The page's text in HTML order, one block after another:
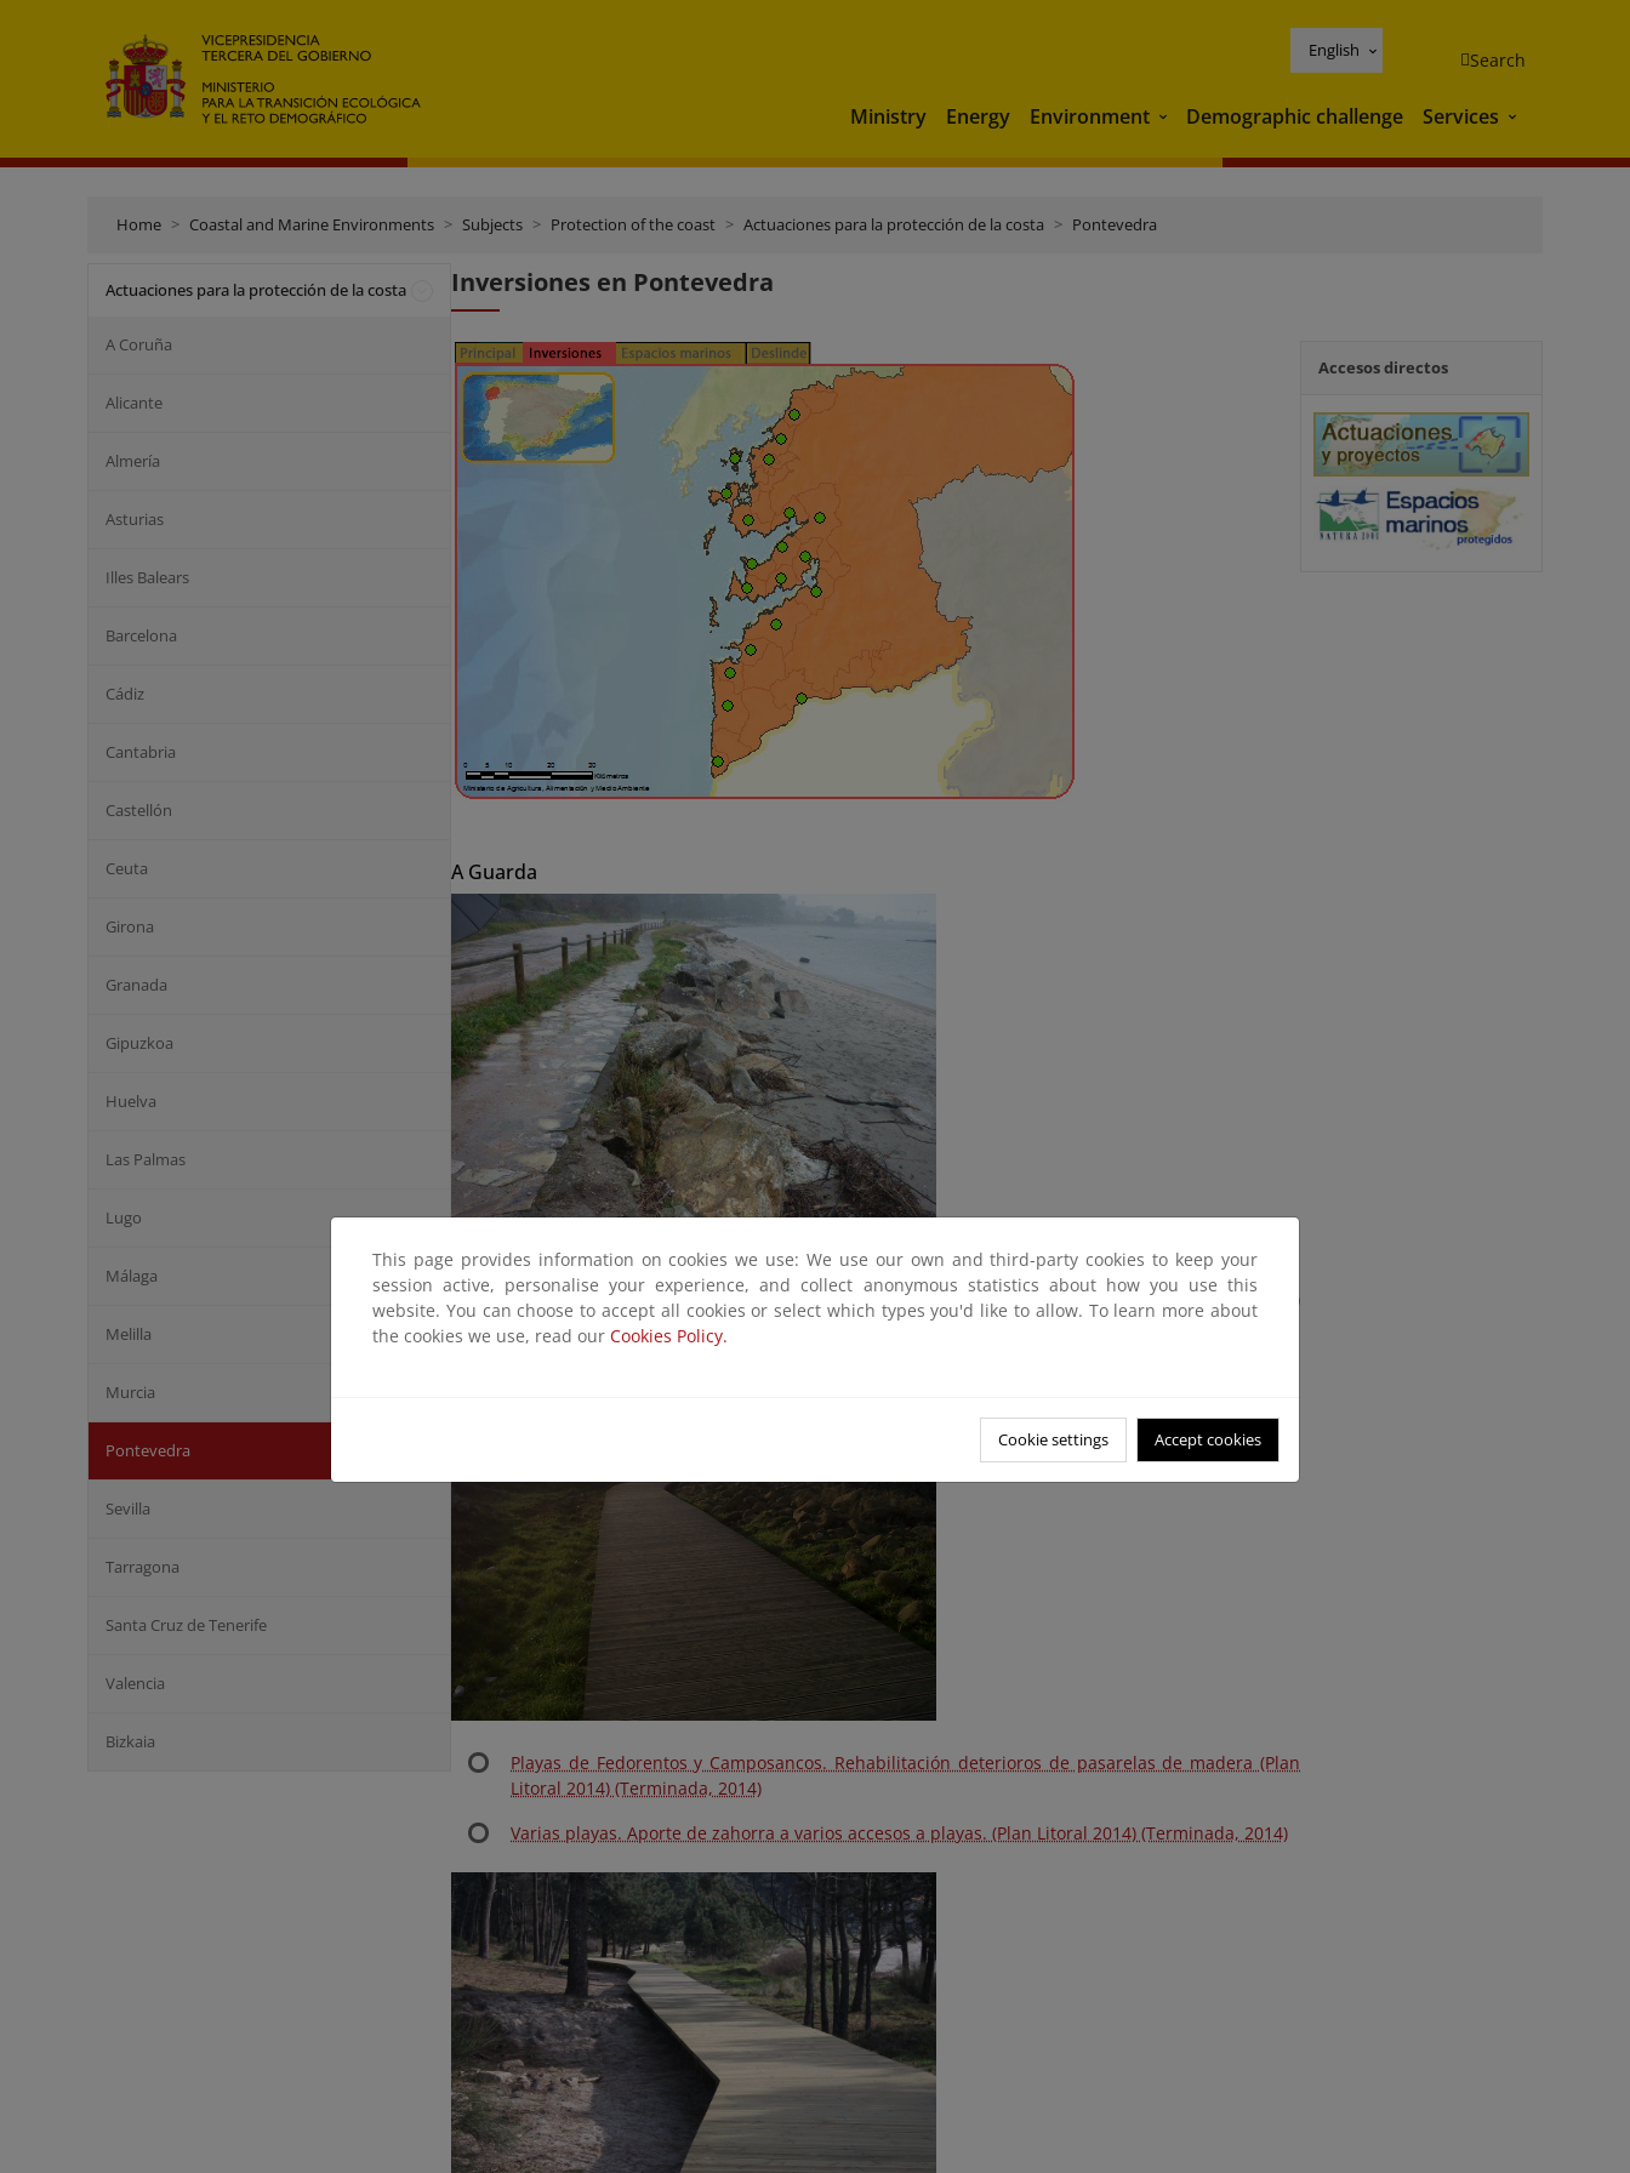
English Search
Ministry Energy Environment Environment
Demographic challenge Services Services
Home Coastal and Marine Environments Subjects Protection of the coast Actuaciones para la protección de la costa Pontevedra
Actuaciones para la protección de la costa
A Coruña
Alicante
Almería
Asturias
Illes Balears
Barcelona
Cádiz
Cantabria
Castellón
Ceuta
Girona
Granada
Gipuzkoa
Huelva
Las Palmas
Lugo
Málaga
Melilla
Murcia
Pontevedra
Sevilla
Tarragona
Santa Cruz de Tenerife
Valencia
Bizkaia
Inversiones en Pontevedra
A Guarda
Estabilización de talud y construcción de senda en la playa de la Armona (PIMA Adapta)
(Terminada, 2015)
Playas de Fedorentos y Camposancos. Rehabilitación deterioros de pasarelas de madera (Plan
Litoral 2014) (Terminada, 2014)
Varias playas. Aporte de zahorra a varios accesos a playas. (Plan Litoral 2014) (Terminada, 2014)
Accesos directos
This page provides information on cookies we use: We use our own and third-party cookies to keep your
session active, personalise your experience, and collect anonymous statistics about how you use this
website. You can choose to accept all cookies or select which types you'd like to allow. To learn more about
the cookies we use, read our Cookies Policy.
Cookie settings Accept cookies